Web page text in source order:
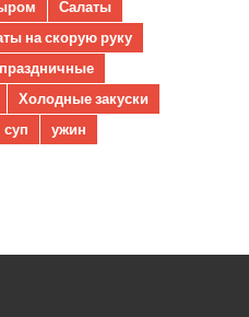
Салаты
на скорую руку
Холодные закуски
суп ужин